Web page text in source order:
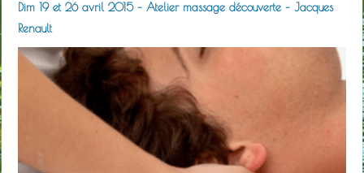
Dim 19 et 26 avril 2015 – Atelier massage découverte – Jacques
Renault